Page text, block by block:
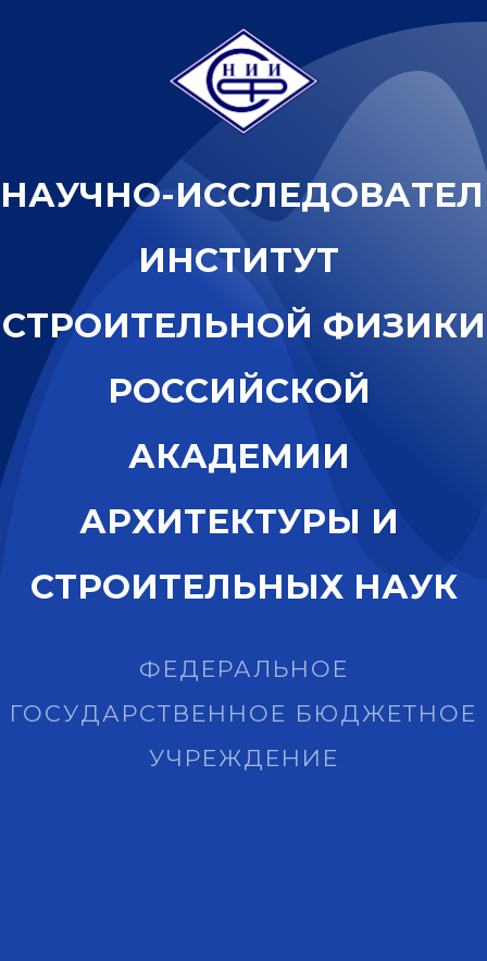
НАУЧНО-ИССЛЕДОВАТЕЛ
ИНСТИТУТ
СТРОИТЕЛЬНОЙ ФИЗИКИ
РОССИЙСКОЙ
АКАДЕМИИ
АРХИТЕКТУРЫ И
СТРОИТЕЛЬНЫХ НАУК
ФЕДЕРАЛЬНОЕ
ГОСУДАРСТВЕННОЕ БЮДЖЕТНОЕ
УЧРЕЖДЕНИЕ